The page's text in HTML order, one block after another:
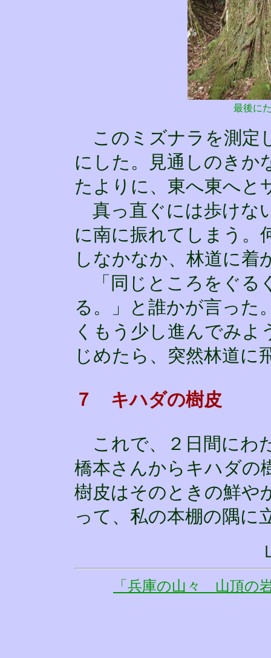
最後に
このミズナラを測定
にした。見通しのきか
たよりに、東へ東へと
真っ直ぐには歩けな
に南に振れてしまう。
しなかなか、林道に着
「同じところをぐる
る。」と誰かが言った
くもう少し進んでみよ
じめたら、突然林道に
７ キハダの樹皮
これで、２日間にわ
橋本さんからキハダの
樹皮はそのときの鮮や
って、私の本棚の隅に
「兵庫の山々 山頂の